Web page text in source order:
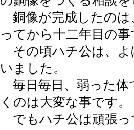
銅像が完成したのは
ってから十二年目の
その頃ハチ公は、よ
いました。
毎日毎日、弱った体
くのは大変な事です。
でもハチ公は頑張っ